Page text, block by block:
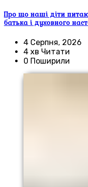
Про що наші діти
батька і духовного
4 Серпня, 2026
4 хв Читати
0 Поширили